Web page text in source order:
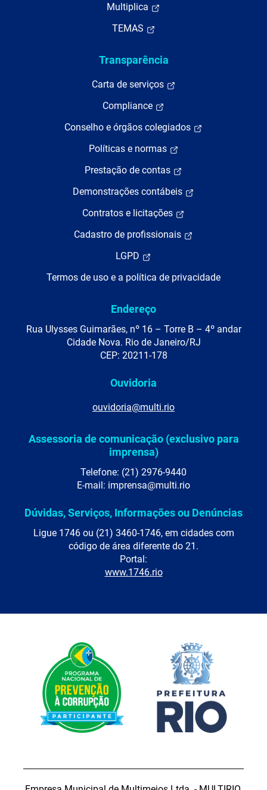
Multiplica
TEMAS
Transparência
Carta de serviços
Compliance
Conselho e órgãos colegiados
Políticas e normas
Prestação de contas
Demonstrações contábeis
Contratos e licitações
Cadastro de profissionais
LGPD
Termos de uso e a política de privacidade
Endereço
Rua Ulysses Guimarães, nº 16 – Torre B – 4º andar
Cidade Nova. Rio de Janeiro/RJ
CEP: 20211-178
Ouvidoria
ouvidoria@multi.rio
Assessoria de comunicação (exclusivo para
imprensa)
Telefone: (21) 2976-9440
E-mail: imprensa@multi.rio
Dúvidas, Serviços, Informações ou Denúncias
Ligue 1746 ou (21) 3460-1746, em cidades com
código de área diferente do 21.
Portal:
www.1746.rio